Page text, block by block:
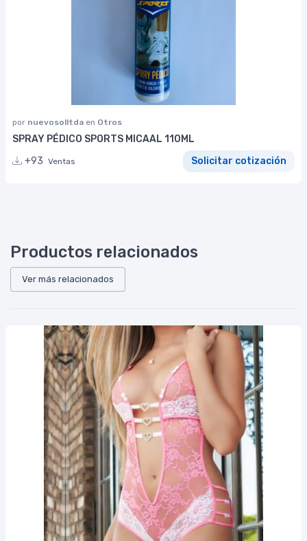
por nuevosolltda en Otros
SPRAY PÉDICO SPORTS MICAAL 110ML
+93 Ventas Solicitar cotización
Productos relacionados
Ver más relacionados